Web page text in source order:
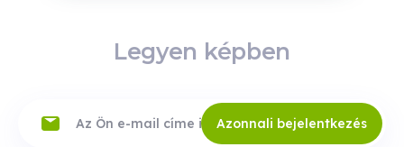
Legyen képben
Azonnali bejelentkezés